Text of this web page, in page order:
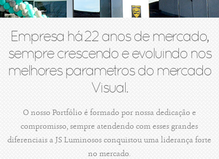
Empresa há 22 anos de mercado,
sempre crescendo e evoluindo nos
melhores parametros do mercado
Visual.
O nosso Portfólio é formado por nossa dedicação e
compromisso, sempre atendendo com esses grandes
diferenciais a JS Luminosos conquistou uma liderança forte
no mercado.